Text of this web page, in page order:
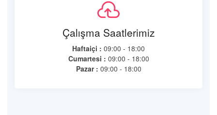
Çalışma Saatlerimiz
Haftaiçi : 09:00 - 18:00
Cumartesi : 09:00 - 18:00
Pazar : 09:00 - 18:00